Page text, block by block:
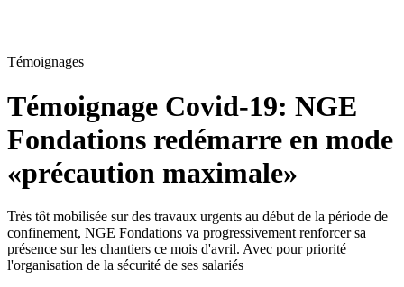
Témoignages
Témoignage Covid-19: NGE
Fondations redémarre en mode
«précaution maximale»
Très tôt mobilisée sur des travaux urgents au début de la période de
confinement, NGE Fondations va progressivement renforcer sa
présence sur les chantiers ce mois d'avril. Avec pour priorité
l'organisation de la sécurité de ses salariés